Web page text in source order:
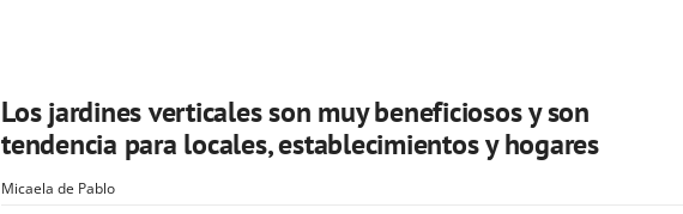
Los jardines verticales son muy beneficiosos y son
tendencia para locales, establecimientos y hogares
Micaela de Pablo